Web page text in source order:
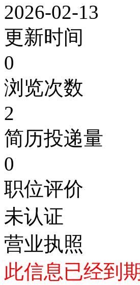
2026-02-13
更新时间
0
浏览次数
2
简历投递量
0
职位评价
未认证
营业执照
此信息已经到